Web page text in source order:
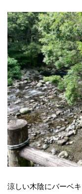
涼しい木陰にバーベ